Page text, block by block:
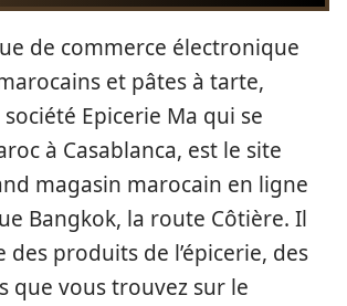
de commerce électronique
et pâtes à tarte,
Epicerie Ma qui se
à Casablanca, est le site
magasin marocain en ligne
Bangkok, la route Côtière. Il
des produits de l’épicerie, des
que vous trouvez sur le